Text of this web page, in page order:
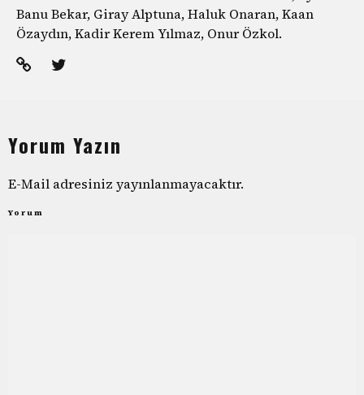
Banu Bekar, Giray Alptuna, Haluk Onaran, Kaan
Özaydın, Kadir Kerem Yılmaz, Onur Özkol.
Yorum Yazın
E-Mail adresiniz yayınlanmayacaktır.
Yorum